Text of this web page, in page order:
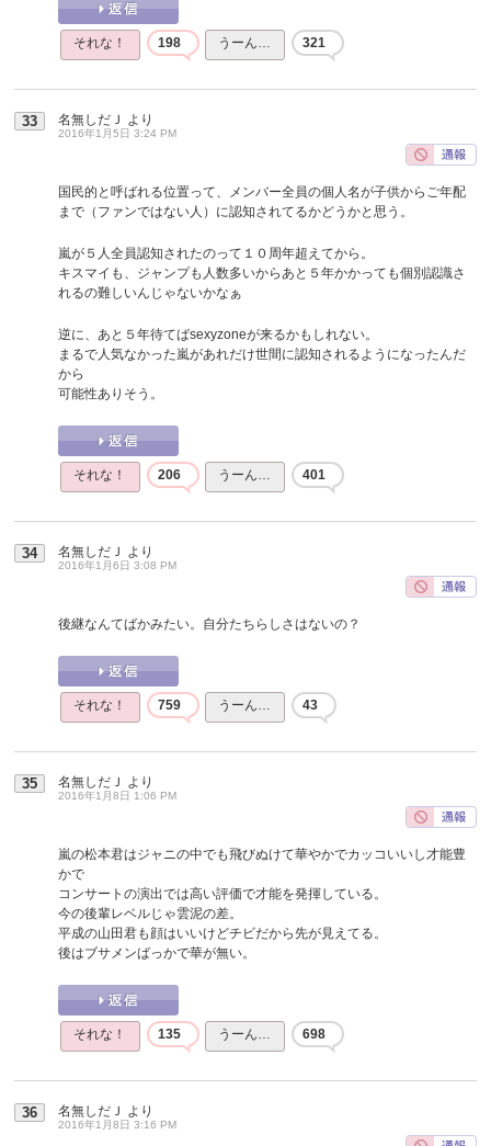
それな！ 198 うーん… 321
33 名無しだＪ より
2016年1月5日 3:24 PM
国民的と呼ばれる位置って、メンバー全員の個人名が子供からご年配
まで（ファンではない人）に認知されてるかどうかと思う。
嵐が５人全員認知されたのって１０周年超えてから。
キスマイも、ジャンプも人数多いからあと５年かかっても個別認識さ
れるの難しいんじゃないかなぁ
逆に、あと５年待てばsexyzoneが来るかもしれない。
まるで人気なかった嵐があれだけ世間に認知されるようになったんだ
から
可能性ありそう。
それな！ 206 うーん… 401
34 名無しだＪ より
2016年1月6日 3:08 PM
後継なんてばかみたい。自分たちらしさはないの？
それな！ 759 うーん… 43
35 名無しだＪ より
2016年1月8日 1:06 PM
嵐の松本君はジャニの中でも飛びぬけて華やかでカッコいいし才能豊
かで
コンサートの演出では高い評価で才能を発揮している。
今の後輩レベルじゃ雲泥の差。
平成の山田君も顔はいいけどチビだから先が見えてる。
後はブサメンばっかで華が無い。
それな！ 135 うーん… 698
36 名無しだＪ より
2016年1月8日 3:16 PM